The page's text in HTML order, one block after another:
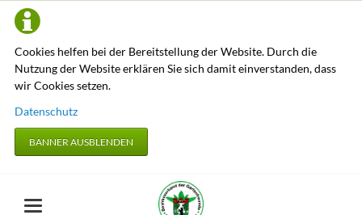
Cookies helfen bei der Bereitstellung der Website. Durch die
Nutzung der Website erklären Sie sich damit einverstanden, dass
wir Cookies setzen.
Datenschutz
BANNER AUSBLENDEN